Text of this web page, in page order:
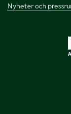
Nyheter och